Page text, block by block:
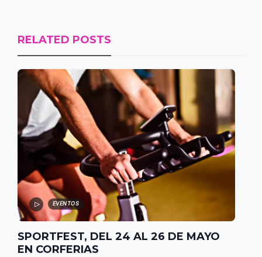
RELATED POSTS
EVENTOS
SPORTFEST, DEL 24 AL 26 DE MAYO
EN CORFERIAS